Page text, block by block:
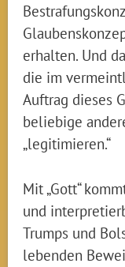
erhalten. Und
die im
Auftrag dieses
beliebige
„legitimieren.“
Mit „Gott“
und
Trumps und
lebenden